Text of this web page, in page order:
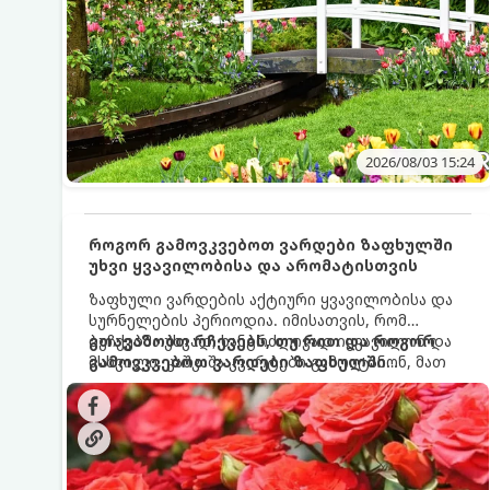
2026/08/03 15:24
როგორ გამოვკვებოთ ვარდები ზაფხულში
უხვი ყვავილობისა და არომატისთვის
ზაფხული ვარდების აქტიური ყვავილობისა და
სურნელების პერიოდია. იმისათვის, რომ
ბუჩქებმა უხვად, ხანგრძლივად იყვავილონ და
მსხვილი, კაშკაშა კვირტები გამოიტანონ, მათ
რეგულარული და სწორი გამოკვება
სჭირდებათ. ზაფხულის პერიოდში მცენარის
მოთხოვნილებები იცვლება, ამიტომ
მნიშვნელოვანია ვიცოდეთ, რომელი სასუქები
გამოიყენება ამ დროს.
გთავაზობთ რჩევებს, თუ რით და როგორ
გამოვკვებოთ ვარდები ზაფხულში
საუკეთესო შედეგის მისაღწევად: